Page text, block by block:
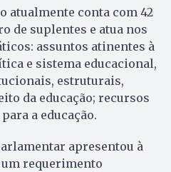
atualmente conta com 42
de suplentes e atua nos
assuntos atinentes à
e sistema educacional,
estruturais,
da educação; recursos
a educação.
apresentou à
requerimento